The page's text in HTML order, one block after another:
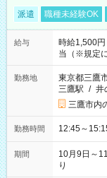
派遣 職種未経験OK
給与
時給1,500
当（※規定に
勤務地
東京都三鷹
三鷹駅 / 井
三鷹市内
勤務時間 12:45～
期間
10月9日～
り